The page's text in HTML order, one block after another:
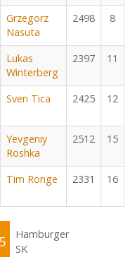
Grzegorz
Nasuta
2498 8
Lukas
Winterberg
2397 11
Sven Tica 2425 12
Yevgeniy
Roshka
2512 15
Tim Ronge 2331 16
Hamburger
SK